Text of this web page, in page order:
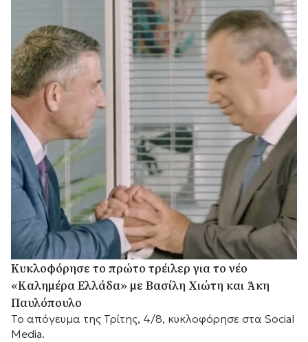
Κυκλοφόρησε το πρώτο τρέιλερ για το νέο
«Καλημέρα Ελλάδα» με Βασίλη Χιώτη και Άκη
Παυλόπουλο
Το απόγευμα της Τρίτης, 4/8, κυκλοφόρησε στα Social
Media.